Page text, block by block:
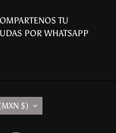
TU
POR WHATSAPP
$)